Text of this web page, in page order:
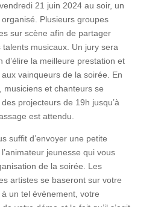
21 juin 2024 au soir, un
Plusieurs groupes
sur scène afin de partager
musicaux. Un jury sera
d’élire la meilleure prestation et
vainqueurs de la soirée. En
musiciens et chanteurs se
projecteurs de 19h jusqu’à
est attendu.
suffit d’envoyer une petite
jeunesse qui vous
de la soirée. Les
artistes se baseront sur votre
un tel évènement, votre